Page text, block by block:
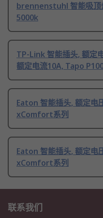
brennenstuhl 智能吸顶
5000k
TP-Link 智能插头, 额定
额定电流10A, Tapo
Eaton 智能插头, 额定电
xComfort系列
Eaton 智能插头, 额定电
xComfort系列
联系我们